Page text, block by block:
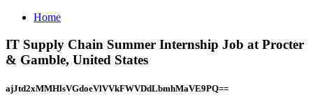
Home
IT Supply Chain Summer Internship Job at Procter
& Gamble, United States
ajJtd2xMMHlsVGdoeVlVVkFWVDdLbmhMaVE9PQ==